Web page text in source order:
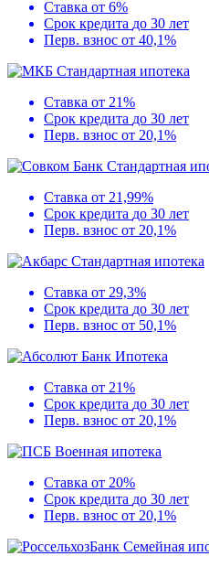
Ставка от 6%
Срок кредита до 30 лет
Перв. взнос от 40,1%
Стандартная ипотека
Ставка от 21%
Срок кредита до 30 лет
Перв. взнос от 20,1%
Стандартная
Ставка от 21,99%
Срок кредита до 30 лет
Перв. взнос от 20,1%
Стандартная ипотека
Ставка от 29,3%
Срок кредита до 30 лет
Перв. взнос от 50,1%
Ипотека
Ставка от 21%
Срок кредита до 30 лет
Перв. взнос от 20,1%
Военная ипотека
Ставка от 20%
Срок кредита до 30 лет
Перв. взнос от 20,1%
Семейная